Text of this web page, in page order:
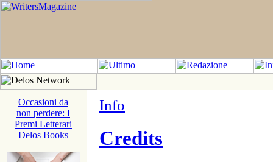
Occasioni da
non perdere: I
Premi Letterari
Delos Books
Info
Credits